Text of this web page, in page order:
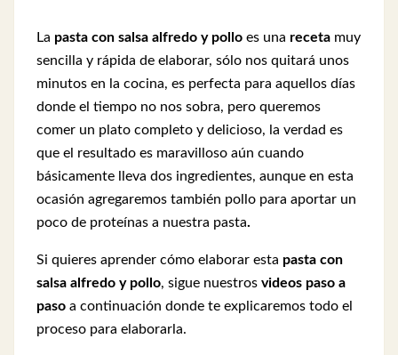
La pasta con salsa alfredo y pollo es una receta muy
sencilla y rápida de elaborar, sólo nos quitará unos
minutos en la cocina, es perfecta para aquellos días
donde el tiempo no nos sobra, pero queremos
comer un plato completo y delicioso, la verdad es
que el resultado es maravilloso aún cuando
básicamente lleva dos ingredientes, aunque en esta
ocasión agregaremos también pollo para aportar un
poco de proteínas a nuestra pasta.
Si quieres aprender cómo elaborar esta pasta con
salsa alfredo y pollo, sigue nuestros videos paso a
paso a continuación donde te explicaremos todo el
proceso para elaborarla.